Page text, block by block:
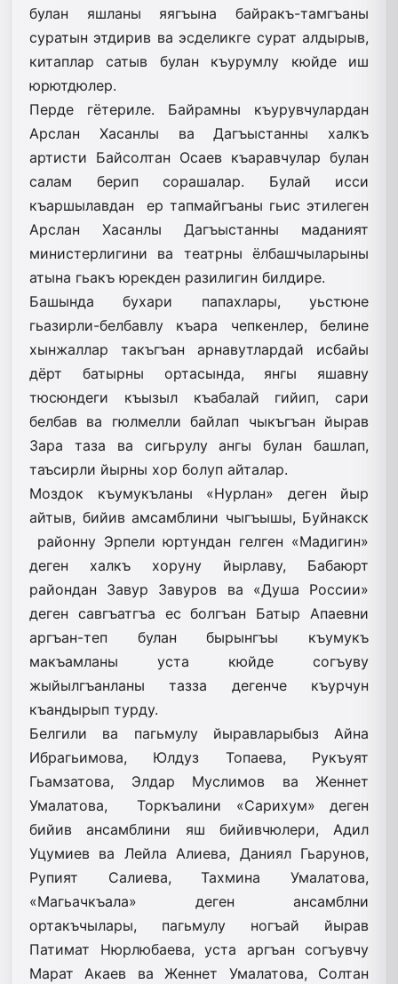
булан яшланы яягъына байракъ-тамгъаны
суратын этдирив ва эсделикге сурат алдырыв,
китаплар сатыв булан къурумлу кюйде иш
юрютдюлер.
Перде гётериле. Байрамны къурувчулардан
Арслан Хасанлы ва Дагъыстанны халкъ
артисти Байсолтан Осаев къаравчулар булан
салам берип сорашалар. Булай исси
къаршылавдан ер тапмайгъаны гьис этилеген
Арслан Хасанлы Дагъыстанны маданият
министерлигини ва театрны ёлбашчыларыны
атына гьакъ юрекден разилигин билдире.
Башында бухари папахлары, уьстюне
гьазирли-белбавлу къара чепкенлер, белине
хынжаллар такъгъан арнавутлардай исбайы
дёрт батырны ортасында, янгы яшавну
тюсюндеги къызыл къабалай гийип, сари
белбав ва гюлмелли байлап чыкъгъан йырав
Зара таза ва сигьрулу ангы булан башлап,
таъсирли йырны хор болуп айталар.
Моздок къумукъланы «Нурлан» деген йыр
айтыв, бийив амсамблини чыгъышы, Буйнакск
районну Эрпели юртундан гелген «Мадигин»
деген халкъ хоруну йырлаву, Бабаюрт
райондан Завур Завуров ва «Душа России»
деген савгъатгъа ес болгъан Батыр Апаевни
аргъан-теп булан бырынгъы къумукъ
макъамланы уста кюйде согъуву
жыйылгъанланы тазза дегенче къурчун
къандырып турду.
Белгили ва пагьмулу йыравларыбыз Айна
Ибрагьимова, Юлдуз Топаева, Рукъуят
Гьамзатова, Элдар Муслимов ва Женнет
Умалатова, Торкъалини «Сарихум» деген
бийив ансамблини яш бийивчюлери, Адил
Уцумиев ва Лейла Алиева, Даниял Гьарунов,
Рупият Салиева, Тахмина Умалатова,
«Магьачкъала» деген ансамблни
ортакъчылары, пагьмулу ногъай йырав
Патимат Нюрлюбаева, уста аргъан согъувчу
Марат Акаев ва Женнет Умалатова, Солтан